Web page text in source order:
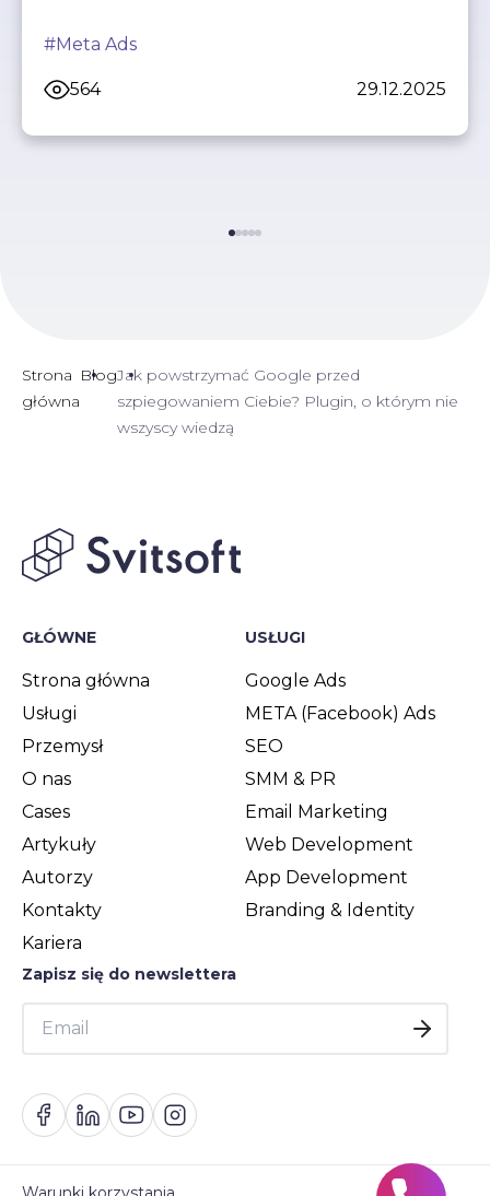
#Meta Ads
564 29.12.2025
Strona
główna
BlogJak powstrzymać Google przed
szpiegowaniem Ciebie? Plugin, o którym nie
wszyscy wiedzą
GŁÓWNE
Strona główna
Usługi
Przemysł
O nas
Cases
Artykuły
Autorzy
Kontakty
Kariera
USŁUGI
Google Ads
META (Facebook) Ads
SEO
SMM & PR
Email Marketing
Web Development
App Development
Branding & Identity
Zapisz się do newslettera